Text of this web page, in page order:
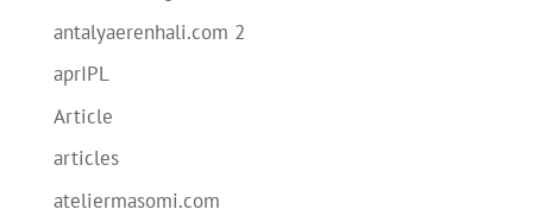
antalyaerenhali.com 2
aprIPL
Article
articles
ateliermasomi.com